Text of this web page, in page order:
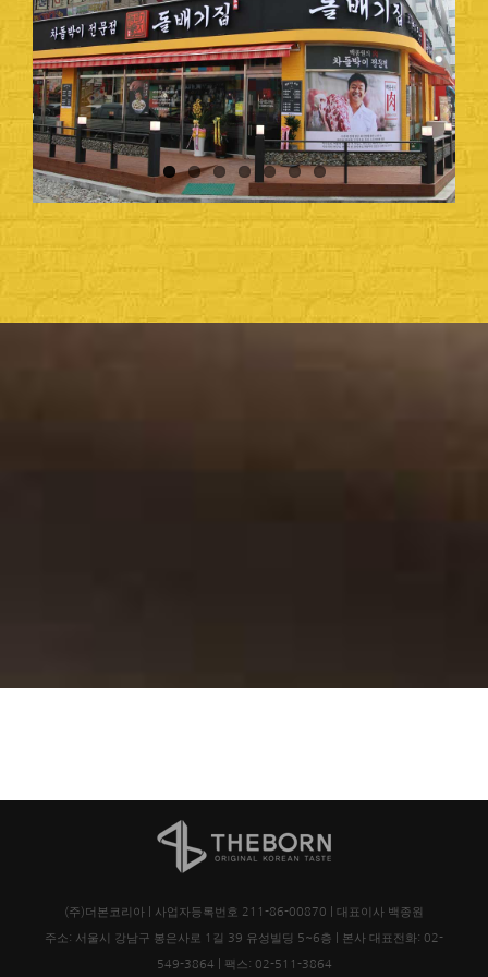
(주)더본코리아 | 사업자등록번호 211-86-00870 | 대표이사 백종원
주소: 서울시 강남구 봉은사로 1길 39 유성빌딩 5~6층 | 본사 대표전화: 02-
549-3864 | 팩스: 02-511-3864